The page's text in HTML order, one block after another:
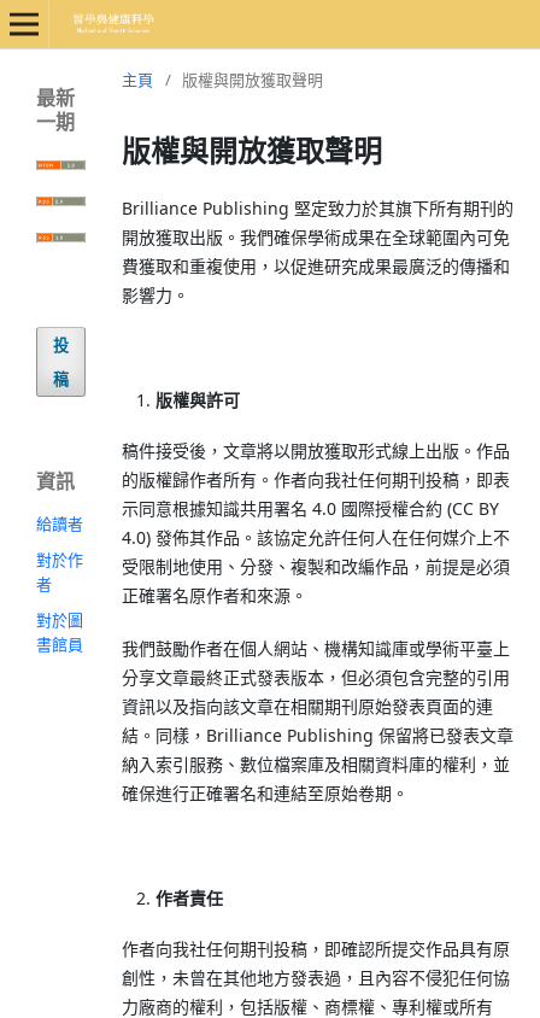
主頁 / 版權與開放獲取聲明
版權與開放獲取聲明
Brilliance Publishing 堅定致力於其旗下所有期刊的
開放獲取出版。我們確保學術成果在全球範圍內可免
費獲取和重複使用，以促進研究成果最廣泛的傳播和
影響力。
版權與許可
稿件接受後，文章將以開放獲取形式線上出版。作品
的版權歸作者所有。作者向我社任何期刊投稿，即表
示同意根據知識共用署名 4.0 國際授權合約 (CC BY
4.0) 發佈其作品。該協定允許任何人在任何媒介上不
受限制地使用、分發、複製和改編作品，前提是必須
正確署名原作者和來源。
我們鼓勵作者在個人網站、機構知識庫或學術平臺上
分享文章最終正式發表版本，但必須包含完整的引用
資訊以及指向該文章在相關期刊原始發表頁面的連
結。同樣，Brilliance Publishing 保留將已發表文章
納入索引服務、數位檔案庫及相關資料庫的權利，並
確保進行正確署名和連結至原始卷期。
作者責任
作者向我社任何期刊投稿，即確認所提交作品具有原
創性，未曾在其他地方發表過，且內容不侵犯任何協
力廠商的權利，包括版權、商標權、專利權或所有
最新
一期
投
稿
資訊
給讀者
對於作
者
對於圖
書館員